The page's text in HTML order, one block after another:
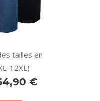
tailles en
12XL)
€